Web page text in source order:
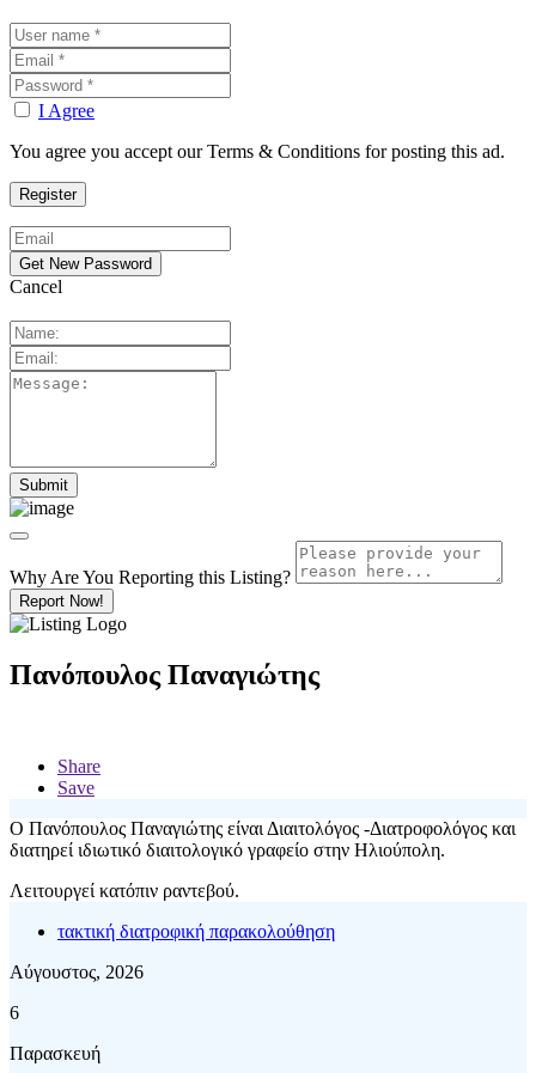
I Agree
You agree you accept our Terms & Conditions for posting this ad.
Cancel
Why Are You Reporting this Listing?
Report Now!
Πανόπουλος Παναγιώτης
Share
Save
Ο Πανόπουλος Παναγιώτης είναι Διαιτολόγος -Διατροφολόγος και
διατηρεί ιδιωτικό διαιτολογικό γραφείο στην Ηλιούπολη.
Λειτουργεί κατόπιν ραντεβού.
τακτική διατροφική παρακολούθηση
Αύγουστος, 2026
6
Παρασκευή